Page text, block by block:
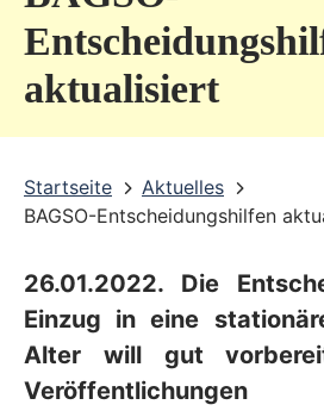
aktualisiert
Startseite
Aktuelles
BAGSO-Entscheidungshilfen
26.01.2022. Die
Einzug in eine
Alter will gut